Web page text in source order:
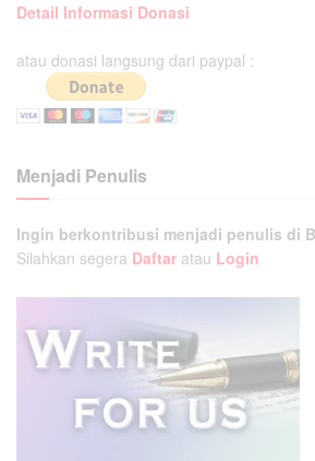
Detail Informasi Donasi
atau donasi langsung dari paypal :
Menjadi Penulis
Ingin berkontribusi menjadi penulis di
Silahkan segera Daftar atau Login